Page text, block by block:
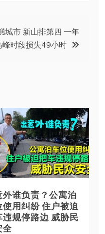
城市 新山排第四 一年
峰时段损失49小时
外谁负责？公寓泊
使用纠纷 住户被迫
违规停路边 威胁民
全